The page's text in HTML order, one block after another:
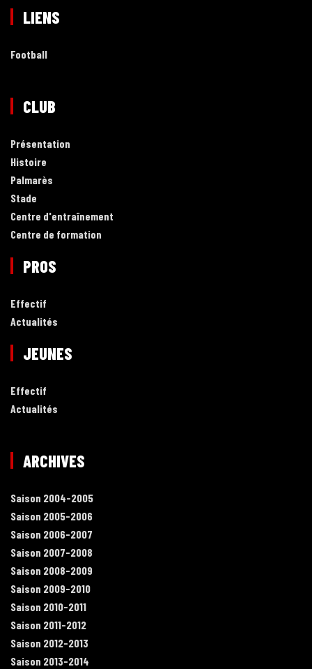
LIENS
Football
CLUB
Présentation
Histoire
Palmarès
Stade
Centre d'entraînement
Centre de formation
PROS
Effectif
Actualités
JEUNES
Effectif
Actualités
ARCHIVES
Saison 2004-2005
Saison 2005-2006
Saison 2006-2007
Saison 2007-2008
Saison 2008-2009
Saison 2009-2010
Saison 2010-2011
Saison 2011-2012
Saison 2012-2013
Saison 2013-2014